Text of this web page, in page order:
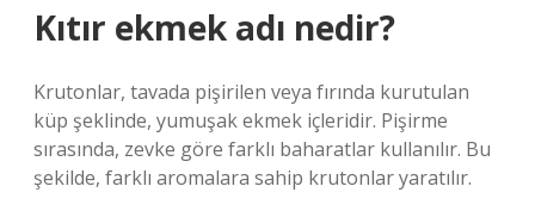
Kıtır ekmek adı nedir?
Krutonlar, tavada pişirilen veya fırında kurutulan
küp şeklinde, yumuşak ekmek içleridir. Pişirme
sırasında, zevke göre farklı baharatlar kullanılır. Bu
şekilde, farklı aromalara sahip krutonlar yaratılır.